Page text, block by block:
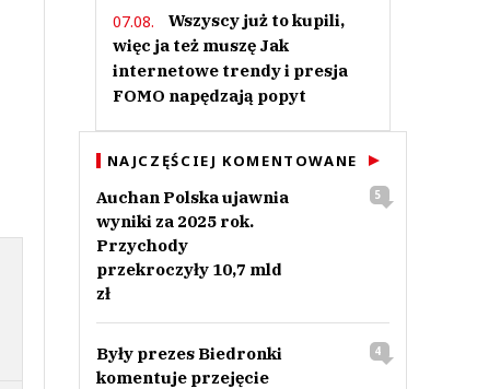
07.08.
Wszyscy już to kupili,
więc ja też muszę Jak
internetowe trendy i presja
FOMO napędzają popyt
NAJCZĘŚCIEJ KOMENTOWANE
Auchan Polska ujawnia
wyniki za 2025 rok.
Przychody
przekroczyły 10,7 mld
zł
5
Były prezes Biedronki
komentuje przejęcie
4